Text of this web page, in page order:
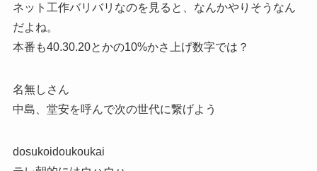
ネット工作バリバリなのを見ると、なんかやりそうなん
だよね。
本番も40.30.20とかの10%かさ上げ数字では？
名無しさん
中島、堂安を呼んで次の世代に繋げよう
dosukoidoukoukai